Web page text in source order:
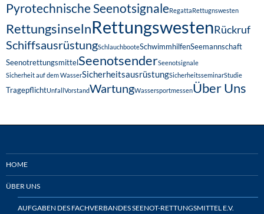
Pyrotechnische SeenotsignaleRegattaRettugnswesten
RettungsinselnRettungswestenRückruf
SchiffsausrüstungSchlauchbooteSchwimmhilfenSeemannschaft
SeenotrettungsmittelSeenotsenderSeenotsignale
Sicherheit auf dem WasserSicherheitsausrüstungSicherheitsseminarStudie
TragepflichtUnfallVorstandWartungWassersportmessenÜber Uns
HOME
ÜBER UNS
AUFGABEN DES FACHVERBANDES SEENOT-RETTUNGSMITTEL E.V.